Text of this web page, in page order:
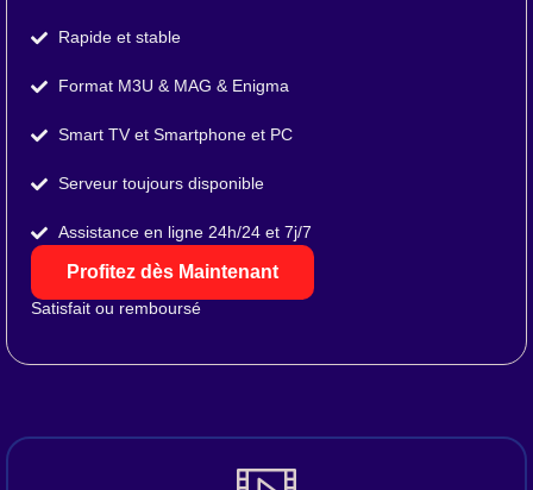
Rapide et stable
Format M3U & MAG & Enigma
Smart TV et Smartphone et PC
Serveur toujours disponible
Assistance en ligne 24h/24 et 7j/7
Profitez dès Maintenant
Satisfait ou remboursé